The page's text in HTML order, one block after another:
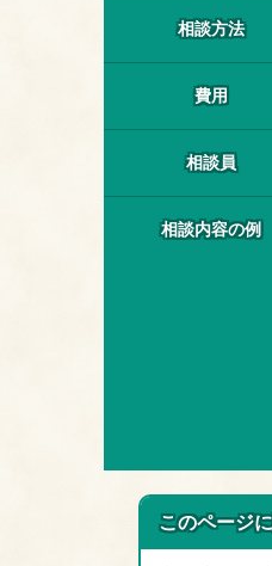
相談方法
費用
相談員
相談内容の例
このページ